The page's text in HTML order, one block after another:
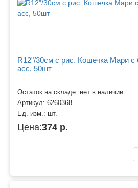
R12"/30см с рис. Кошечка Мари с
асс, 50шт
Остаток на складе: нет в наличии
Артикул: 6260368
Ед. изм.: шт.
Цена:374 р.